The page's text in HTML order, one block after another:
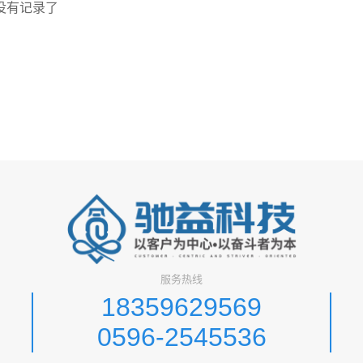
有记录了
服务热线
18359629569
0596-2545536